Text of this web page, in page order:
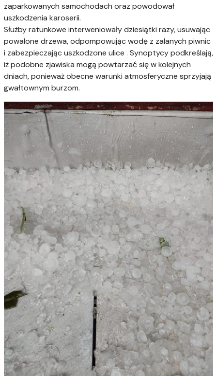
zaparkowanych samochodach oraz powodował
uszkodzenia karoserii.
Służby ratunkowe interweniowały dziesiątki razy, usuwając
powalone drzewa, odpompowując wodę z zalanych piwnic
i zabezpieczając uszkodzone ulice . Synoptycy podkreślają,
iż podobne zjawiska mogą powtarzać się w kolejnych
dniach, ponieważ obecne warunki atmosferyczne sprzyjają
gwałtownym burzom.